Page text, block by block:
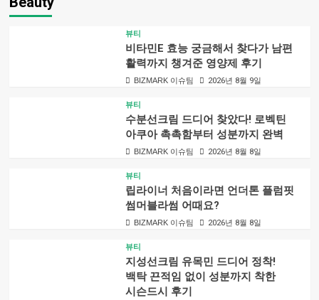
뷰티
비타민E 효능 궁금해서 찾다가 남편
활력까지 챙겨준 영양제 후기
BIZMARK 이슈팀 2026년 8월 9일
뷰티
수분선크림 드디어 찾았다! 로벡틴
아쿠아 촉촉함부터 성분까지 완벽
BIZMARK 이슈팀 2026년 8월 8일
뷰티
립라이너 처음이라면 언더톤 플럼핏
썸머블라썸 어때요?
BIZMARK 이슈팀 2026년 8월 8일
뷰티
지성선크림 유목민 드디어 정착!
백탁 끈적임 없이 성분까지 착한
시슨드시 후기